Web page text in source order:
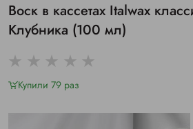
Воск в кассетах Italwax
Клубника (100 мл)
Купили 79 раз